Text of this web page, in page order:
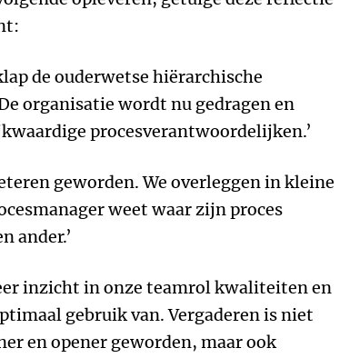
de ouderwetse hiërarchische
organisatie wordt nu gedragen en
procesverantwoordelijken.’
geworden. We overleggen in kleine
weet waar zijn proces
ander.’
inzicht in onze teamrol kwaliteiten en
gebruik van. Vergaderen is niet
en opener geworden, maar ook